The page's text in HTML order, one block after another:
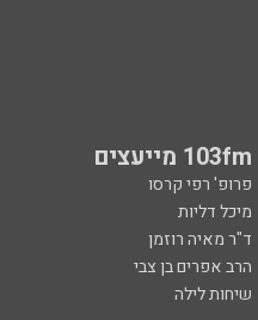
103fm מייעצים
פרופ' רפי קרסו
מיכל דליות
ד"ר מאיה רוזמן
הרב אפרים בן צבי
שיחות לילה